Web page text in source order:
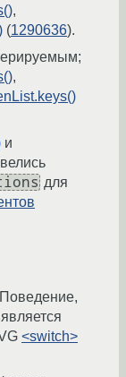
,
(1290636).
,
и
для
<switch>